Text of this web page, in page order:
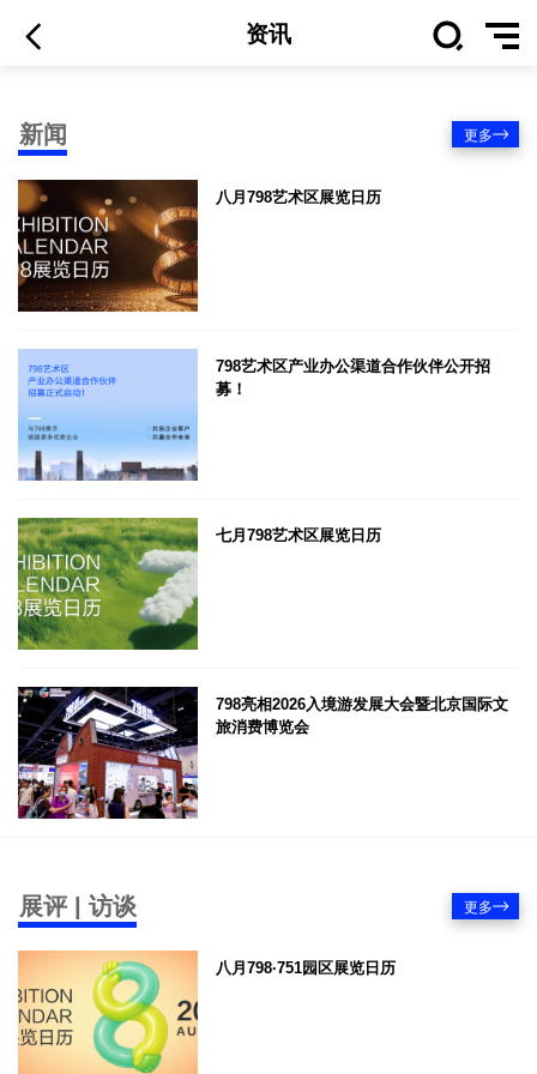
资讯
新闻 更多
八月798艺术区展览日历
798艺术区产业办公渠道合作伙伴公开招
募！
七月798艺术区展览日历
798亮相2026入境游发展大会暨北京国际文
旅消费博览会
展评 | 访谈 更多
八月798·751园区展览日历